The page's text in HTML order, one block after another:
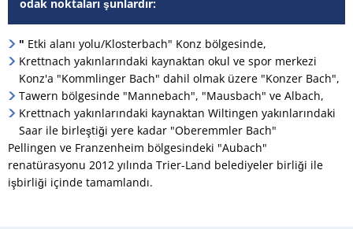
odak noktaları şunlardır:
" Etki alanı yolu/Klosterbach" Konz bölgesinde,
Krettnach yakınlarındaki kaynaktan okul ve spor merkezi
Konz'a "Kommlinger Bach" dahil olmak üzere "Konzer Bach",
Tawern bölgesinde "Mannebach", "Mausbach" ve Albach,
Krettnach yakınlarındaki kaynaktan Wiltingen yakınlarındaki
Saar ile birleştiği yere kadar "Oberemmler Bach"
Pellingen ve Franzenheim bölgesindeki "Aubach"
renatürasyonu 2012 yılında Trier-Land belediyeler birliği ile
işbirliği içinde tamamlandı.